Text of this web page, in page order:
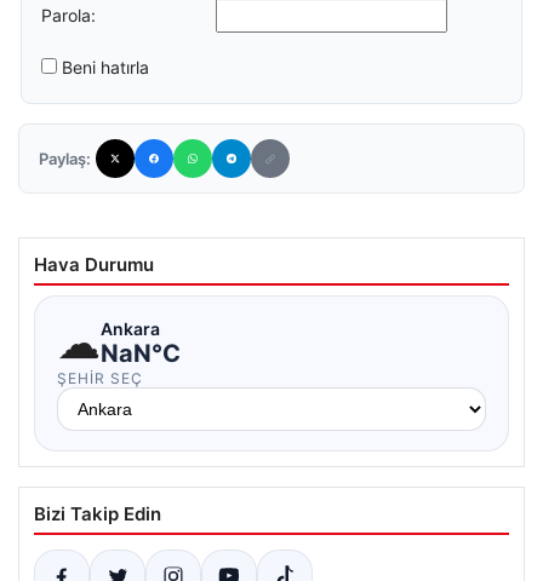
Parola:
Beni hatırla
Paylaş:
Hava Durumu
☁Ankara
NaN°C
ŞEHIR SEÇ
Bizi Takip Edin